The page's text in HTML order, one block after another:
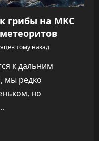
грибы на МКС
тому назад
к дальним
мы редко
но